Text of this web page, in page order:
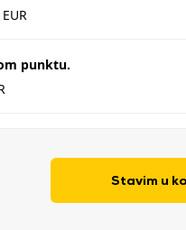
punktu.
Stavim u